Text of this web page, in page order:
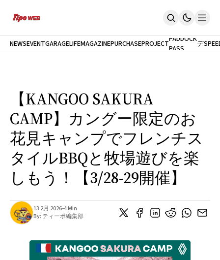
Home
最新モデル試乗
GarageLife
雑誌
メルマガ登録
ログイン
新規会員登録
NEWSEVENTGARAGELIFEMAGAZINEPURCHASEPROJECTPADDOCK
PASS
最
新
モ
デ
ル
【KANGOO SAKURA
CAMP】カングー限定のお
花見キャンプでフレンチス
タイルBBQと牧場遊びを楽
しもう！【3/28-29開催】
13 2月 2026•4 Min
By: ティーポ編集部